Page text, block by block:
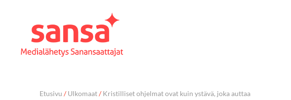
Etusivu /Ulkomaat/Kristilliset ohjelmat ovat kuin ystävä, joka auttaa